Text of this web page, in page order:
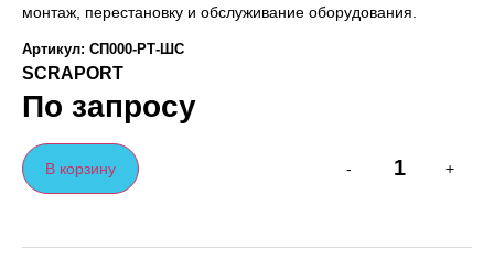
монтаж, перестановку и обслуживание оборудования.
Артикул: СП000-РТ-ШС
SCRAPORT
По запросу
- +
В корзину